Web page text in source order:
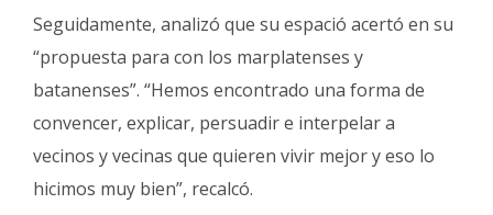
Seguidamente, analizó que su espació acertó en su
“propuesta para con los marplatenses y
batanenses”. “Hemos encontrado una forma de
convencer, explicar, persuadir e interpelar a
vecinos y vecinas que quieren vivir mejor y eso lo
hicimos muy bien”, recalcó.